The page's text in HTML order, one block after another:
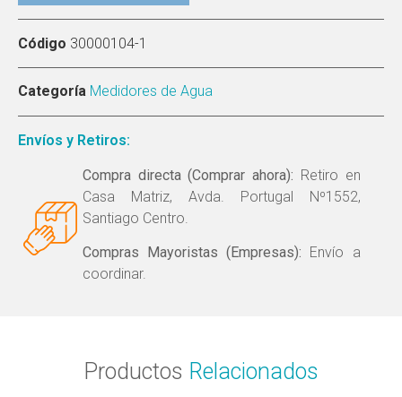
Código 30000104-1
Categoría Medidores de Agua
Envíos y Retiros:
Compra directa (Comprar ahora): Retiro en
Casa Matriz, Avda. Portugal Nº1552,
Santiago Centro.
Compras Mayoristas (Empresas): Envío a
coordinar.
Productos Relacionados